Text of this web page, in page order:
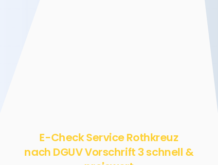
E-Check Service Rothkreuz
nach DGUV Vorschrift 3 schnell &